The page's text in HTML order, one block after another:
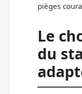
pièges
Le
du